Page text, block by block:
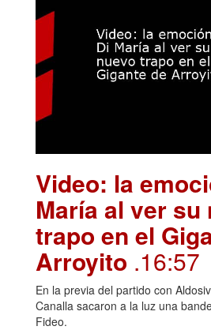
Video: la
María al ver su
trapo en el
Arroyito .16:57
En la previa del partido con
Canalla sacaron a la luz una
Fideo.